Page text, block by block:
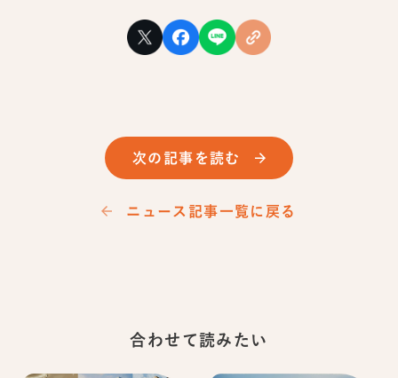
次の記事を読む
ニュース記事一覧に戻る
合わせて読みたい